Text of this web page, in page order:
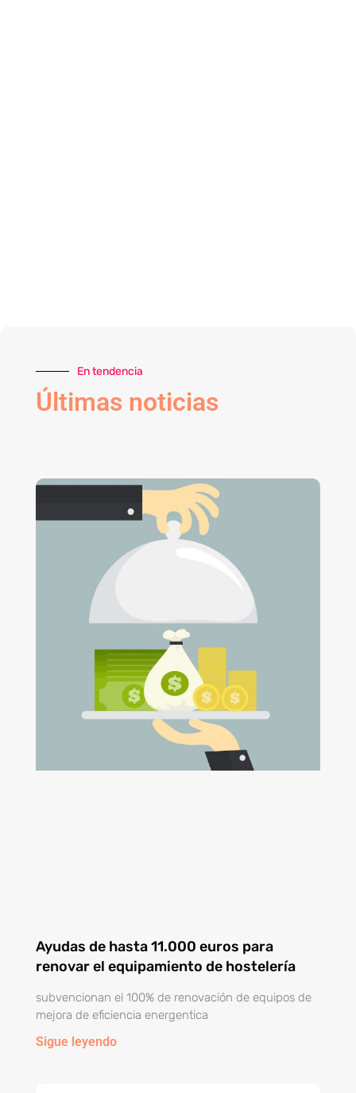
En tendencia
Últimas noticias
Ayudas de hasta 11.000 euros para
renovar el equipamiento de hostelería
subvencionan el 100% de renovación de equipos de
mejora de eficiencia energentica
Sigue leyendo